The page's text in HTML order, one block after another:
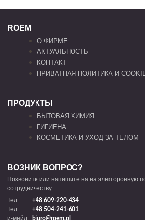
ROEM
О ФИРМЕ
АКТУАЛЬНОСТЬ
КОНТАКТ
ПРИВАТНАЯ ПОЛИТИКА И
ПРОДУКТЫ
БЫТОВАЯ ХИМИЯ
ГИГИЕНА
КОСМЕТИКА И УХОД ЗА ТЕЛОМ
ВОЗНИК ВОПРОС?
Позвоните или напишите на на электоронную
сотрудничеству.
Тел.:
+48 609-220-434
Тел.: +48 504-241-601
и-мейл: biuro@roem.pl